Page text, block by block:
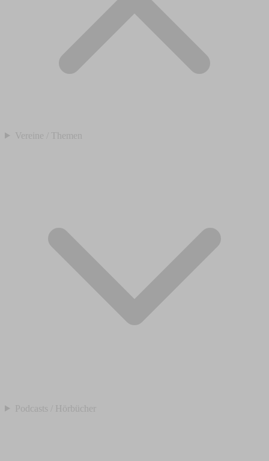
Vereine / Themen
Podcasts / Hörbücher